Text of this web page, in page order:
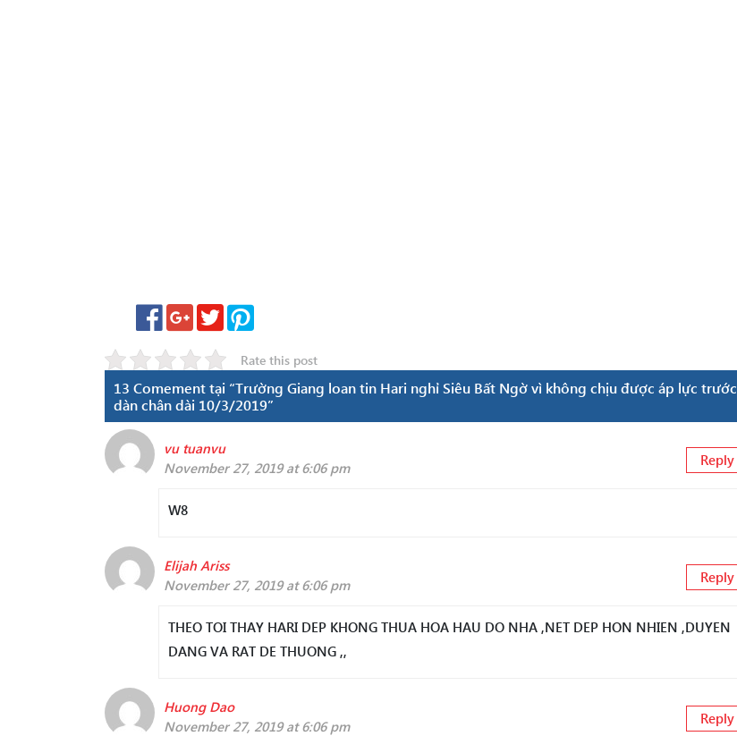
Rate this post
13 Comement tại “Trường Giang loan tin Hari nghỉ Siêu Bất Ngờ vì không chịu được áp lực trước
dàn chân dài 10/3/2019”
vu tuanvu
November 27, 2019 at 6:06 pm
Reply
W8
Elijah Ariss
November 27, 2019 at 6:06 pm
Reply
THEO TOI THAY HARI DEP KHONG THUA HOA HAU DO NHA ,NET DEP HON NHIEN ,DUYEN
DANG VA RAT DE THUONG ,,
Huong Dao
November 27, 2019 at 6:06 pm
Reply